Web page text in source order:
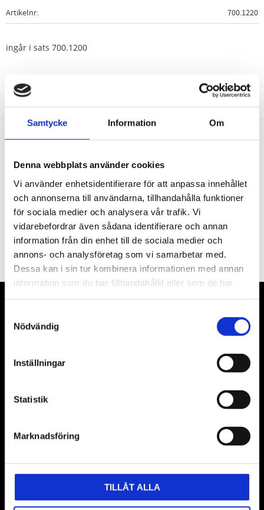
Samtycke Information Om
Denna webbplats använder cookies
Vi använder enhetsidentifierare för att anpassa innehållet
och annonserna till användarna, tillhandahålla funktioner
för sociala medier och analysera vår trafik. Vi
vidarebefordrar även sådana identifierare och annan
information från din enhet till de sociala medier och
annons- och analysföretag som vi samarbetar med.
Dessa kan i sin tur kombinera informationen med annan
information som du har tillhandahållit eller som de har
Nödvändig
Inställningar
Statistik
Marknadsföring
TILLÅT ALLA
Artikelnr 700.1220
ingår i sats 700.1200
Nyhetsbrev
PRENUMERERA
Våra främsta leverantörer är KS Tools verktyg, ATH billyftar
& däckmaskiner och Master luftmaskiner. Kontakta oss
gärna om vad som helst då vi gör vårt yttersta för att hjälpa